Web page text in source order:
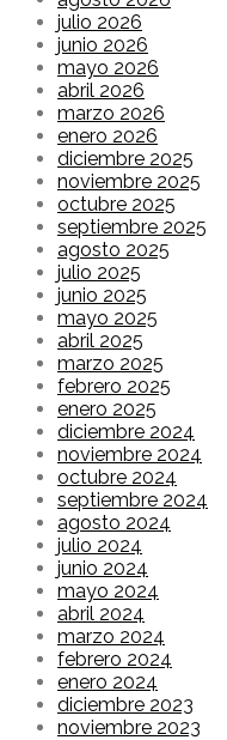
julio 2026
junio 2026
mayo 2026
abril 2026
marzo 2026
enero 2026
diciembre 2025
noviembre 2025
octubre 2025
septiembre 2025
agosto 2025
julio 2025
junio 2025
mayo 2025
abril 2025
marzo 2025
febrero 2025
enero 2025
diciembre 2024
noviembre 2024
octubre 2024
septiembre 2024
agosto 2024
julio 2024
junio 2024
mayo 2024
abril 2024
marzo 2024
febrero 2024
enero 2024
diciembre 2023
noviembre 2023